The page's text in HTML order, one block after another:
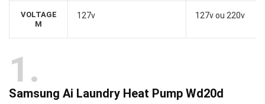
VOLTAGE
M
127v 127v ou 220v
1
Samsung Ai Laundry Heat Pump Wd20d